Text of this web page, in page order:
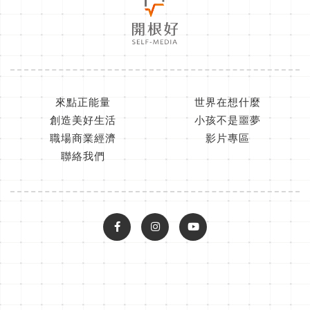
來點正能量
世界在想什麼
創造美好生活
小孩不是噩夢
職場商業經濟
影片專區
聯絡我們